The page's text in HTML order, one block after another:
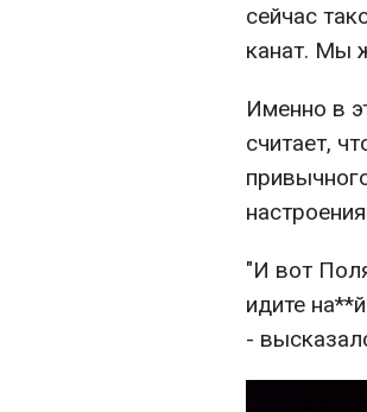
сейчас
канат. Мы
Именно в
считает,
"И вот
идите
-